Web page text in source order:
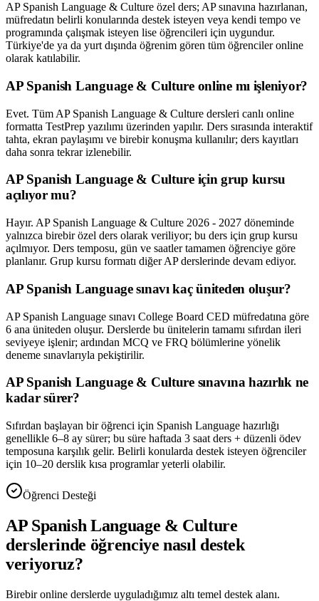
AP Spanish Language & Culture özel ders; AP sınavına hazırlanan,
müfredatın belirli konularında destek isteyen veya kendi tempo ve
programında çalışmak isteyen lise öğrencileri için uygundur.
Türkiye'de ya da yurt dışında öğrenim gören tüm öğrenciler online
olarak katılabilir.
AP Spanish Language & Culture online mı işleniyor?
Evet. Tüm AP Spanish Language & Culture dersleri canlı online
formatta TestPrep yazılımı üzerinden yapılır. Ders sırasında interaktif
tahta, ekran paylaşımı ve birebir konuşma kullanılır; ders kayıtları
daha sonra tekrar izlenebilir.
AP Spanish Language & Culture için grup kursu
açılıyor mu?
Hayır. AP Spanish Language & Culture 2026 - 2027 döneminde
yalnızca birebir özel ders olarak veriliyor; bu ders için grup kursu
açılmıyor. Ders temposu, gün ve saatler tamamen öğrenciye göre
planlanır. Grup kursu formatı diğer AP derslerinde devam ediyor.
AP Spanish Language sınavı kaç üniteden oluşur?
AP Spanish Language sınavı College Board CED müfredatına göre
6 ana üniteden oluşur. Derslerde bu ünitelerin tamamı sıfırdan ileri
seviyeye işlenir; ardından MCQ ve FRQ bölümlerine yönelik
deneme sınavlarıyla pekiştirilir.
AP Spanish Language & Culture sınavına hazırlık ne
kadar sürer?
Sıfırdan başlayan bir öğrenci için Spanish Language hazırlığı
genellikle 6–8 ay sürer; bu süre haftada 3 saat ders + düzenli ödev
temposuna karşılık gelir. Belirli konularda destek isteyen öğrenciler
için 10–20 derslik kısa programlar yeterli olabilir.
Öğrenci Desteği
AP Spanish Language & Culture
derslerinde öğrenciye nasıl destek
veriyoruz?
Birebir online derslerde uyguladığımız altı temel destek alanı.